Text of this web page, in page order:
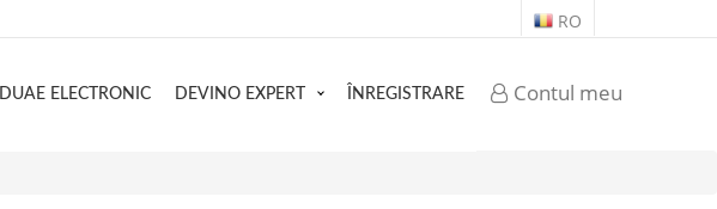
RO
Contul meu
DUAE ELECTRONIC DEVINO EXPERT ÎNREGISTRARE